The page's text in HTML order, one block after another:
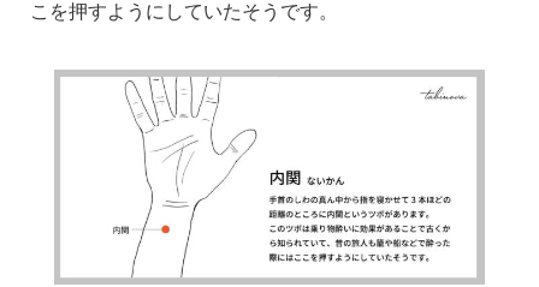
こを押すようにしていたそうです。